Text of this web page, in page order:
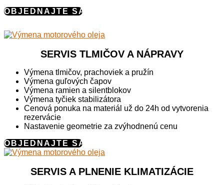
OBJEDNAJTE SA
SERVIS TLMIČOV A NÁPRAVY
Výmena tlmičov, prachoviek a pružín
Výmena guľových čapov
Výmena ramien a silentblokov
Výmena tyčiek stabilizátora
Cenová ponuka na materiál už do 24h od vytvorenia
rezervácie
Nastavenie geometrie za zvýhodnenú cenu
OBJEDNAJTE SA
SERVIS A PLNENIE KLIMATIZÁCIE